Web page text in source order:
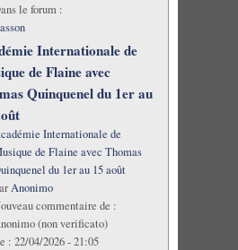
le forum :
Internationale de
de Flaine avec
Quinquenel du 1er au
Internationale de
de Flaine avec Thomas
du 1er au 15 août
Anonimo
commentaire de :
(non verificato)
: 22/04/2026 - 21:05